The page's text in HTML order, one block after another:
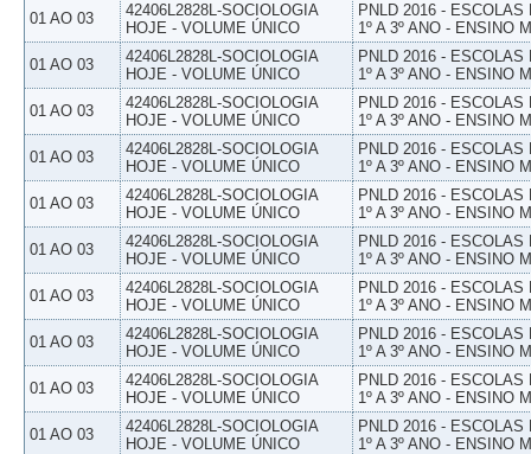
01 AO 03
42406L2828L-SOCIOLOGIA
HOJE - VOLUME ÚNICO
PNLD 2016 -
1º A 3º ANO - ENSINO
01 AO 03
42406L2828L-SOCIOLOGIA
HOJE - VOLUME ÚNICO
PNLD 2016 -
1º A 3º ANO - ENSINO
01 AO 03
42406L2828L-SOCIOLOGIA
HOJE - VOLUME ÚNICO
PNLD 2016 -
1º A 3º ANO - ENSINO
01 AO 03
42406L2828L-SOCIOLOGIA
HOJE - VOLUME ÚNICO
PNLD 2016 -
1º A 3º ANO - ENSINO
01 AO 03
42406L2828L-SOCIOLOGIA
HOJE - VOLUME ÚNICO
PNLD 2016 -
1º A 3º ANO - ENSINO
01 AO 03
42406L2828L-SOCIOLOGIA
HOJE - VOLUME ÚNICO
PNLD 2016 -
1º A 3º ANO - ENSINO
01 AO 03
42406L2828L-SOCIOLOGIA
HOJE - VOLUME ÚNICO
PNLD 2016 -
1º A 3º ANO - ENSINO
01 AO 03
42406L2828L-SOCIOLOGIA
HOJE - VOLUME ÚNICO
PNLD 2016 -
1º A 3º ANO - ENSINO
01 AO 03
42406L2828L-SOCIOLOGIA
HOJE - VOLUME ÚNICO
PNLD 2016 -
1º A 3º ANO - ENSINO
01 AO 03
42406L2828L-SOCIOLOGIA
HOJE - VOLUME ÚNICO
PNLD 2016 -
1º A 3º ANO - ENSINO